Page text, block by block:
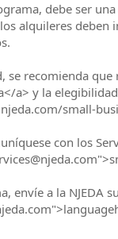
debe ser
alquileres
se recomienda
a> y la
small-
con los
envíe a la